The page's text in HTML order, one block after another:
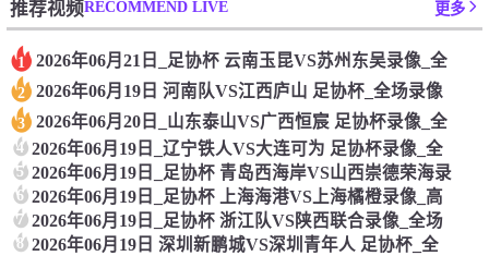
推荐视频RECOMMEND LIVE 更多
1 2026年06月21日_足协杯 云南玉昆VS苏州东吴录像_全
2 2026年06月19日 河南队VS江西庐山 足协杯_全场录像
3 2026年06月20日_山东泰山VS广西恒宸 足协杯录像_全
4 2026年06月19日_辽宁铁人VS大连可为 足协杯录像_全
5 2026年06月19日_足协杯 青岛西海岸VS山西崇德荣海录
6 2026年06月19日_足协杯 上海海港VS上海橘橙录像_高
7 2026年06月19日_足协杯 浙江队VS陕西联合录像_全场
8 2026年06月19日 深圳新鹏城VS深圳青年人 足协杯_全